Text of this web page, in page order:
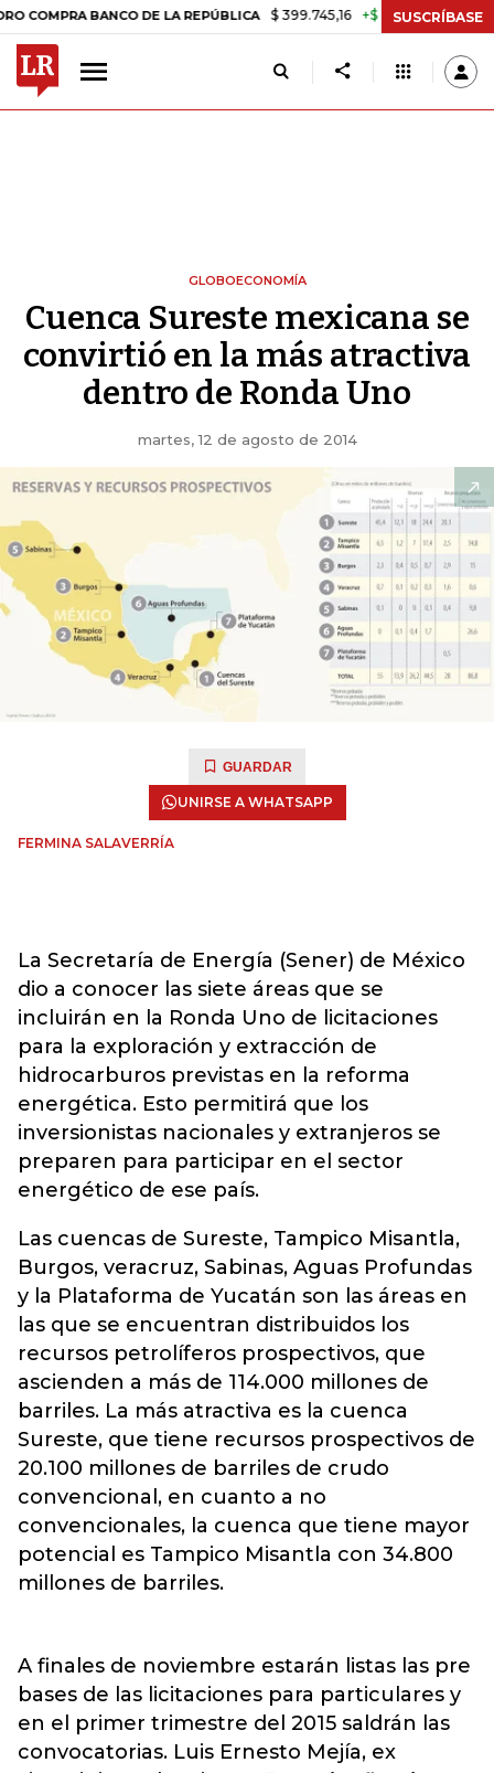
BANCO DE LA REPÚBLICA $ 399.745,16 +$ 2.295,71 +0,58%
SUSCRÍBASE
GLOBOECONOMÍA
Cuenca Sureste mexicana se
convirtió en la más atractiva
dentro de Ronda Uno
martes, 12 de agosto de 2014
GUARDAR
UNIRSE A WHATSAPP
FERMINA SALAVERRÍA
La Secretaría de Energía (Sener) de México
dio a conocer las siete áreas que se
incluirán en la Ronda Uno de licitaciones
para la exploración y extracción de
hidrocarburos previstas en la reforma
energética. Esto permitirá que los
inversionistas nacionales y extranjeros se
preparen para participar en el sector
energético de ese país.
Las cuencas de Sureste, Tampico Misantla,
Burgos, veracruz, Sabinas, Aguas Profundas
y la Plataforma de Yucatán son las áreas en
las que se encuentran distribuidos los
recursos petrolíferos prospectivos, que
ascienden a más de 114.000 millones de
barriles. La más atractiva es la cuenca
Sureste, que tiene recursos prospectivos de
20.100 millones de barriles de crudo
convencional, en cuanto a no
convencionales, la cuenca que tiene mayor
potencial es Tampico Misantla con 34.800
millones de barriles.
A finales de noviembre estarán listas las pre
bases de las licitaciones para particulares y
en el primer trimestre del 2015 saldrán las
convocatorias. Luis Ernesto Mejía, ex